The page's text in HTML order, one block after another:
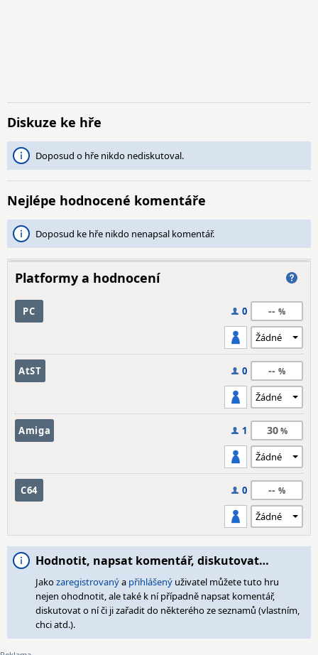
Diskuze ke hře
Doposud o hře nikdo nediskutoval.
Nejlépe hodnocené komentáře
Doposud ke hře nikdo nenapsal komentář.
Platformy a hodnocení
PC 0 --
AtST 0 --
Amiga 1 30
C64 0 --
Hodnotit, napsat komentář, diskutovat…
Jakozaregistrovanýa přihlášený uživatel můžete tuto hru
nejen ohodnotit, ale také k ní případně napsat komentář,
diskutovat o ní či ji zařadit do některého ze seznamů (vlastním,
chci atd.).